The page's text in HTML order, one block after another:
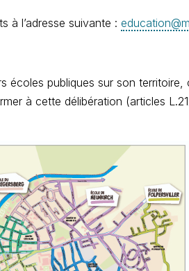
à l’adresse suivante :
écoles publiques sur son
à cette délibération (articles